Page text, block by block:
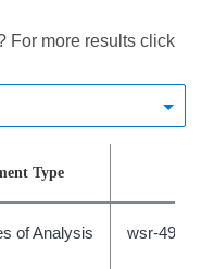
For more results click
Type
of Analysis wsr-